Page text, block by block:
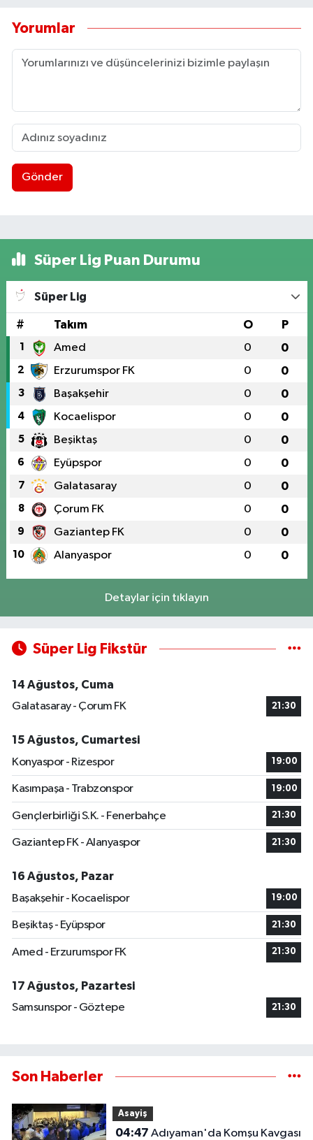
Yorumlar
Gönder
Süper Lig Puan Durumu
Süper Lig
# Takım O P
1 Amed 0 0
2 Erzurumspor FK 0 0
3 Başakşehir 0 0
4 Kocaelispor 0 0
5 Beşiktaş 0 0
6 Eyüpspor 0 0
7 Galatasaray 0 0
8 Çorum FK 0 0
9 Gaziantep FK 0 0
10 Alanyaspor 0 0
Detaylar için tıklayın
Süper Lig Fikstür
14 Ağustos, Cuma
Galatasaray - Çorum FK
21:30
15 Ağustos, Cumartesi
Konyaspor - Rizespor
19:00
Kasımpaşa - Trabzonspor 19:00
Gençlerbirliği S.K. - Fenerbahçe 21:30
Gaziantep FK - Alanyaspor 21:30
16 Ağustos, Pazar
Başakşehir - Kocaelispor
19:00
Beşiktaş - Eyüpspor 21:30
Amed - Erzurumspor FK 21:30
17 Ağustos, Pazartesi
Samsunspor - Göztepe
21:30
Son Haberler
Asayiş
04:47